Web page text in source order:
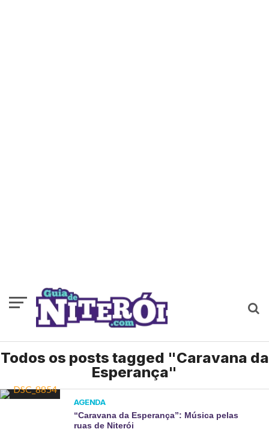
Todos os posts tagged "Caravana da
Esperança"
AGENDA
“Caravana da Esperança”: Música pelas
ruas de Niterói